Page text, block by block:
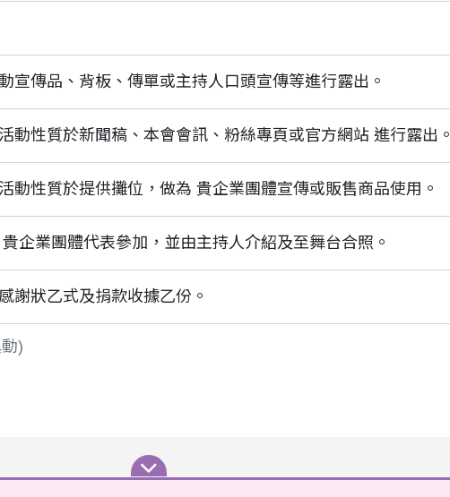
)
宣傳品、背板、傳單或主持人口頭宣傳等進行露出。
動性質於新聞稿、本會會訊、粉絲專頁或官方網站 進行露出。
動性質於提供攤位，做為 貴企業團體宣傳或販售商品使用。
企業團體代表參加，並由主持人介紹及至舞台合照。
謝狀乙式及捐款收據乙份。